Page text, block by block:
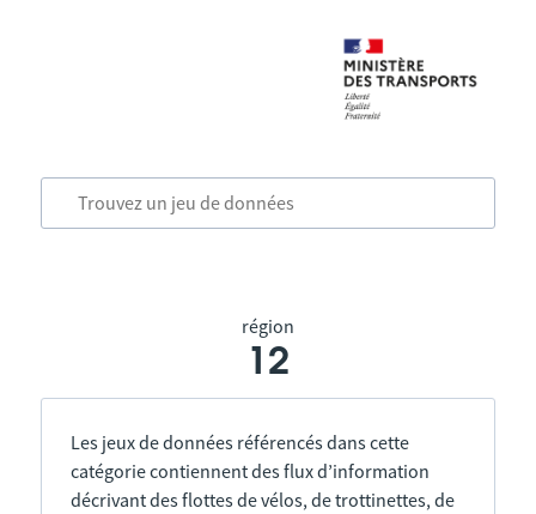
région
12
Les jeux de données référencés dans cette
catégorie contiennent des flux d’information
décrivant des flottes de vélos, de trottinettes, de